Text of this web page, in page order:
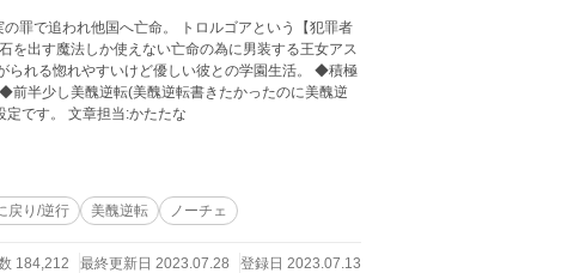
罪で追われ他国へ亡命。 トロルゴアという【犯罪者
を出す魔法しか使えない亡命の為に男装する王女アス
る惚れやすいけど優しい彼との学園生活。 ◆積極
半少し美醜逆転(美醜逆転書きたかったのに美醜逆
転？ってなった作品。) ◆エロまで遠いです。 ◆ゆるゆる設定です。 文章担当:かたたな
戻り/逆行 美醜逆転 ノーチェ
184,212 最終更新日 2023.07.28 登録日 2023.07.13